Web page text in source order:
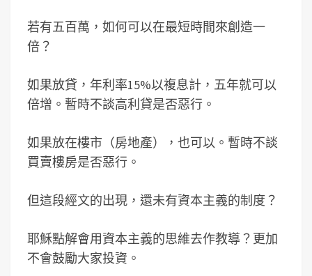
若有五百萬，如何可以在最短時間來創造一
倍？
如果放貸，年利率15%以複息計，五年就可以
倍增。暫時不談高利貸是否惡行。
如果放在樓市（房地產），也可以。暫時不談
買賣樓房是否惡行。
但這段經文的出現，還未有資本主義的制度？
耶穌點解會用資本主義的思維去作教導？更加
不會鼓勵大家投資。